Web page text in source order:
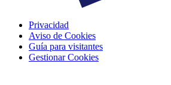
Privacidad
Aviso de Cookies
Guía para visitantes
Gestionar Cookies